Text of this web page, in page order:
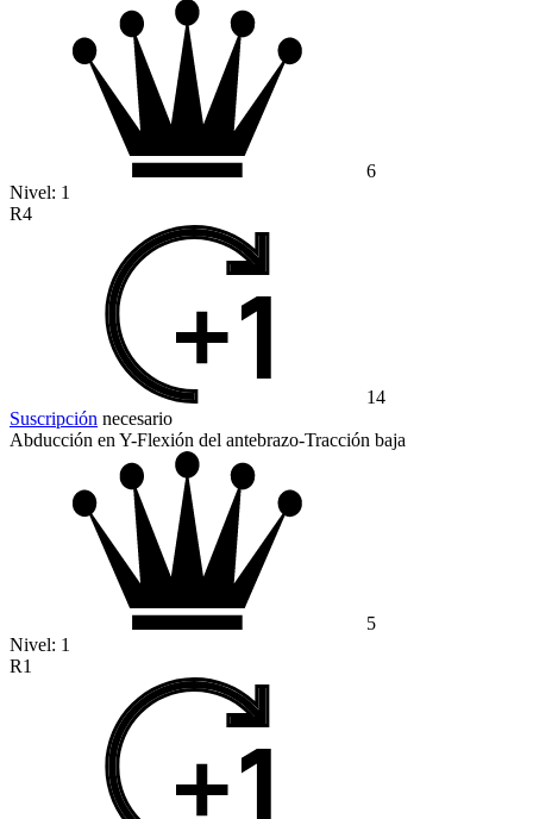
6
Nivel: 1
R4
14
Suscripción necesario
Abducción en Y-Flexión del antebrazo-Tracción baja
5
Nivel: 1
R1